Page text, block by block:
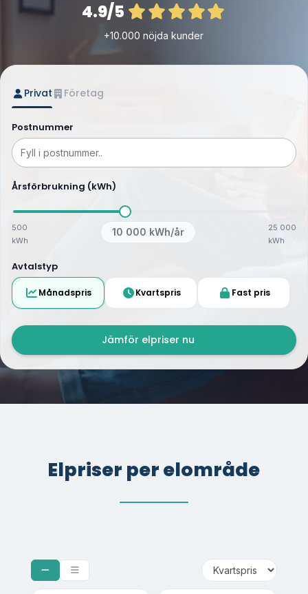
4.9/5
+10.000 nöjda kunder
Privat Företag
Postnummer
Årsförbrukning (kWh)
500
kWh
10 000 kWh/år
25 000
kWh
Avtalstyp
Månadspris Kvartspris Fast pris
Jämför elpriser nu
Elpriser per elområde